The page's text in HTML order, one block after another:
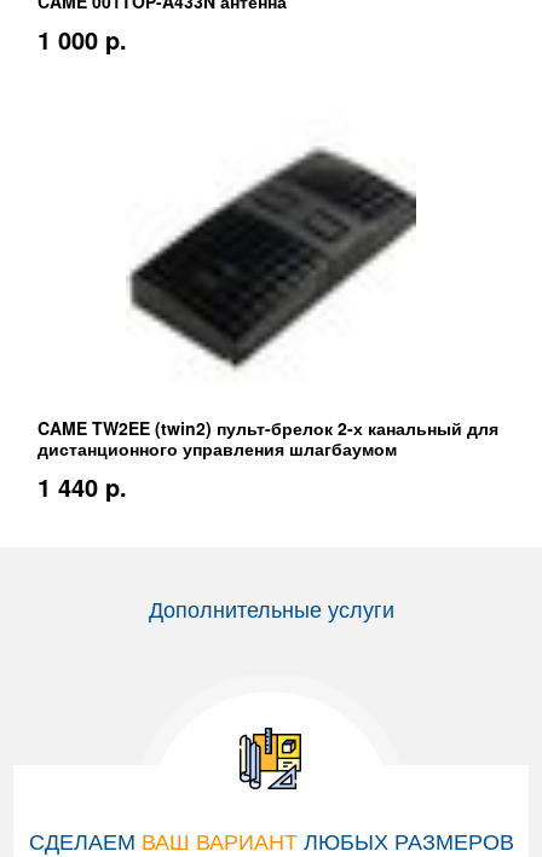
1 000 p.
CAME TW2EE (twin2) пульт-брелок 2-х канальный для
дистанционного управления шлагбаумом
1 440 p.
Дополнительные услуги
СДЕЛАЕМ ВАШ ВАРИАНТЛЮБЫХ РАЗМЕРОВ